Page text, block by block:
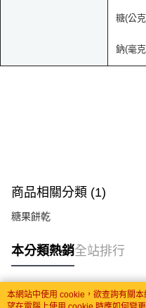
糖(公
鈉(毫
商品相關分類 (1)
糖果餅乾
本分類熱銷全站排行
熱門標籤
本網站中使用 cookie，欲查詢有關